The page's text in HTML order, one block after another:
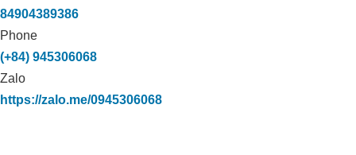
84904389386
Phone
(+84) 945306068
Zalo
https://zalo.me/0945306068